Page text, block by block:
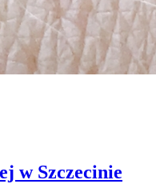
w Szczecinie